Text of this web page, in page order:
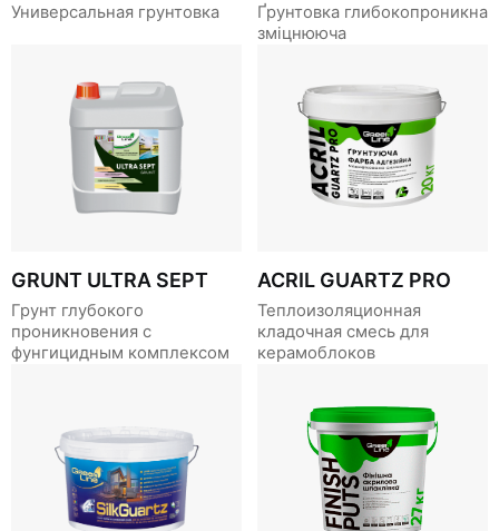
Универсальная грунтовка
Ґрунтовка глибокопроникна
зміцнююча
GRUNT ULTRA SEPT
Грунт глубокого
проникновения с
фунгицидным комплексом
ACRIL GUARTZ PRO
Теплоизоляционная
кладочная смесь для
керамоблоков